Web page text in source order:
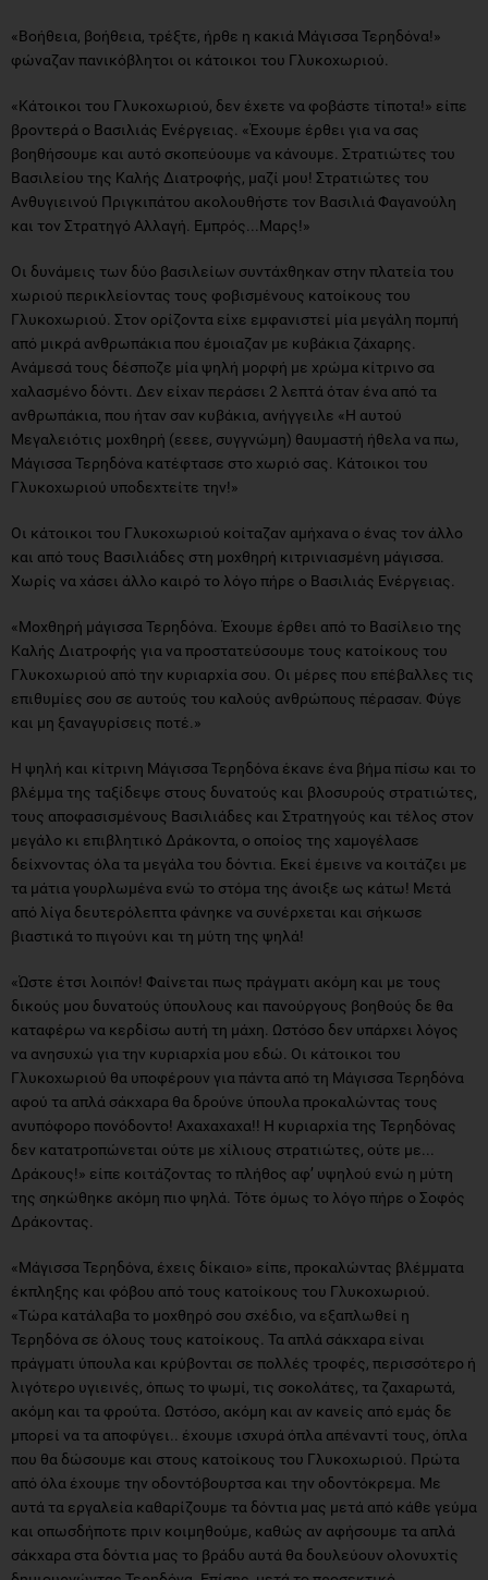
«Βοήθεια, βοήθεια, τρέξτε, ήρθε η κακιά Μάγισσα Τερηδόνα!»
φώναζαν πανικόβλητοι οι κάτοικοι του Γλυκοχωριού.
«Κάτοικοι του Γλυκοχωριού, δεν έχετε να φοβάστε τίποτα!» είπε
βροντερά ο Βασιλιάς Ενέργειας. «Έχουμε έρθει για να σας
βοηθήσουμε και αυτό σκοπεύουμε να κάνουμε. Στρατιώτες του
Βασιλείου της Καλής Διατροφής, μαζί μου! Στρατιώτες του
Ανθυγιεινού Πριγκιπάτου ακολουθήστε τον Βασιλιά Φαγανούλη
και τον Στρατηγό Αλλαγή. Εμπρός...Μαρς!»
Οι δυνάμεις των δύο βασιλείων συντάχθηκαν στην πλατεία του
χωριού περικλείοντας τους φοβισμένους κατοίκους του
Γλυκοχωριού. Στον ορίζοντα είχε εμφανιστεί μία μεγάλη πομπή
από μικρά ανθρωπάκια που έμοιαζαν με κυβάκια ζάχαρης.
Ανάμεσά τους δέσποζε μία ψηλή μορφή με χρώμα κίτρινο σα
χαλασμένο δόντι. Δεν είχαν περάσει 2 λεπτά όταν ένα από τα
ανθρωπάκια, που ήταν σαν κυβάκια, ανήγγειλε «Η αυτού
Μεγαλειότις μοχθηρή (εεεε, συγγνώμη) θαυμαστή ήθελα να πω,
Μάγισσα Τερηδόνα κατέφτασε στο χωριό σας. Κάτοικοι του
Γλυκοχωριού υποδεχτείτε την!»
Οι κάτοικοι του Γλυκοχωριού κοίταζαν αμήχανα ο ένας τον άλλο
και από τους Βασιλιάδες στη μοχθηρή κιτρινιασμένη μάγισσα.
Χωρίς να χάσει άλλο καιρό το λόγο πήρε ο Βασιλιάς Ενέργειας.
«Μοχθηρή μάγισσα Τερηδόνα. Έχουμε έρθει από το Βασίλειο της
Καλής Διατροφής για να προστατεύσουμε τους κατοίκους του
Γλυκοχωριού από την κυριαρχία σου. Οι μέρες που επέβαλλες τις
επιθυμίες σου σε αυτούς του καλούς ανθρώπους πέρασαν. Φύγε
και μη ξαναγυρίσεις ποτέ.»
Η ψηλή και κίτρινη Μάγισσα Τερηδόνα έκανε ένα βήμα πίσω και το
βλέμμα της ταξίδεψε στους δυνατούς και βλοσυρούς στρατιώτες,
τους αποφασισμένους Βασιλιάδες και Στρατηγούς και τέλος στον
μεγάλο κι επιβλητικό Δράκοντα, ο οποίος της χαμογέλασε
δείχνοντας όλα τα μεγάλα του δόντια. Εκεί έμεινε να κοιτάζει με
τα μάτια γουρλωμένα ενώ το στόμα της άνοιξε ως κάτω! Μετά
από λίγα δευτερόλεπτα φάνηκε να συνέρχεται και σήκωσε
βιαστικά το πιγούνι και τη μύτη της ψηλά!
«Ώστε έτσι λοιπόν! Φαίνεται πως πράγματι ακόμη και με τους
δικούς μου δυνατούς ύπουλους και πανούργους βοηθούς δε θα
καταφέρω να κερδίσω αυτή τη μάχη. Ωστόσο δεν υπάρχει λόγος
να ανησυχώ για την κυριαρχία μου εδώ. Οι κάτοικοι του
Γλυκοχωριού θα υποφέρουν για πάντα από τη Μάγισσα Τερηδόνα
αφού τα απλά σάκχαρα θα δρούνε ύπουλα προκαλώντας τους
ανυπόφορο πονόδοντο! Αχαχαχαχα!! Η κυριαρχία της Τερηδόνας
δεν κατατροπώνεται ούτε με χίλιους στρατιώτες, ούτε με...
Δράκους!» είπε κοιτάζοντας το πλήθος αφ’ υψηλού ενώ η μύτη
της σηκώθηκε ακόμη πιο ψηλά. Τότε όμως το λόγο πήρε ο Σοφός
Δράκοντας.
«Μάγισσα Τερηδόνα, έχεις δίκαιο» είπε, προκαλώντας βλέμματα
έκπληξης και φόβου από τους κατοίκους του Γλυκοχωριού.
«Τώρα κατάλαβα το μοχθηρό σου σχέδιο, να εξαπλωθεί η
Τερηδόνα σε όλους τους κατοίκους. Τα απλά σάκχαρα είναι
πράγματι ύπουλα και κρύβονται σε πολλές τροφές, περισσότερο ή
λιγότερο υγιεινές, όπως το ψωμί, τις σοκολάτες, τα ζαχαρωτά,
ακόμη και τα φρούτα. Ωστόσο, ακόμη και αν κανείς από εμάς δε
μπορεί να τα αποφύγει.. έχουμε ισχυρά όπλα απέναντί τους, όπλα
που θα δώσουμε και στους κατοίκους του Γλυκοχωριού. Πρώτα
από όλα έχουμε την οδοντόβουρτσα και την οδοντόκρεμα. Με
αυτά τα εργαλεία καθαρίζουμε τα δόντια μας μετά από κάθε γεύμα
και οπωσδήποτε πριν κοιμηθούμε, καθώς αν αφήσουμε τα απλά
σάκχαρα στα δόντια μας το βράδυ αυτά θα δουλεύουν ολονυχτίς